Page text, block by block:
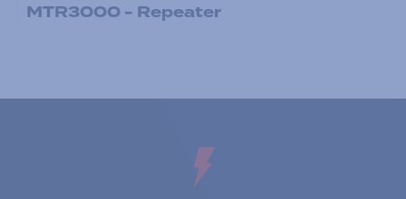
MTR3000 - Repeater